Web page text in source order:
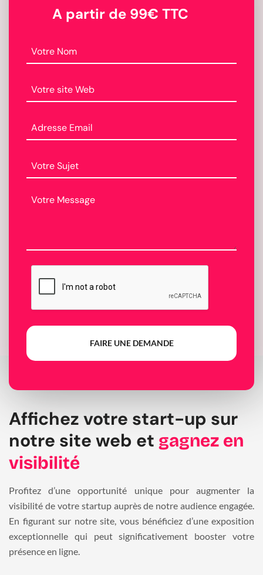
A partir de 99€ TTC
FAIRE UNE DEMANDE
Affichez votre start-up sur
notre site web et gagnez en
visibilité
Profitez d’une opportunité unique pour augmenter la
visibilité de votre startup auprès de notre audience engagée.
En figurant sur notre site, vous bénéficiez d’une exposition
exceptionnelle qui peut significativement booster votre
présence en ligne.